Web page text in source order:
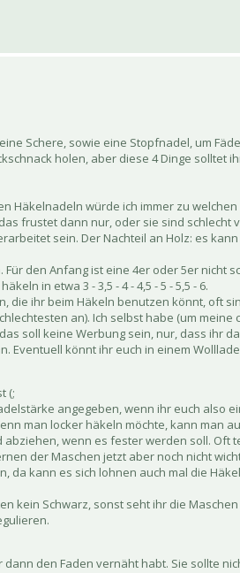
Schere, sowie eine Stopfnadel, um
holen, aber diese 4 Dinge solltet
Häkelnadeln würde ich immer zu
frustet dann nur, oder sie sind schlecht
sein. Der Nachteil an Holz: es
den Anfang ist eine 4er oder 5er nicht
in etwa 3 - 3,5 - 4 - 4,5 - 5 - 5,5 - 6.
die ihr beim Häkeln benutzen könnt, oft
an). Ich selbst habe (um meine
soll keine Werbung sein, nur, dass ihr
Eventuell könnt ihr euch in einem
(;
angegeben, wenn ihr euch also
man locker häkeln möchte, kann man
wenn es fester werden soll. Oft
der Maschen jetzt aber noch nicht
da kann es sich lohnen auch mal die
kein Schwarz, sonst seht ihr die
den Faden vernäht habt. Sie sollte